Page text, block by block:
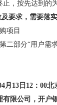
，按先达到的为
要求，需要落
项目
二部分“用户需
月 13 日 12：00
限公司，开